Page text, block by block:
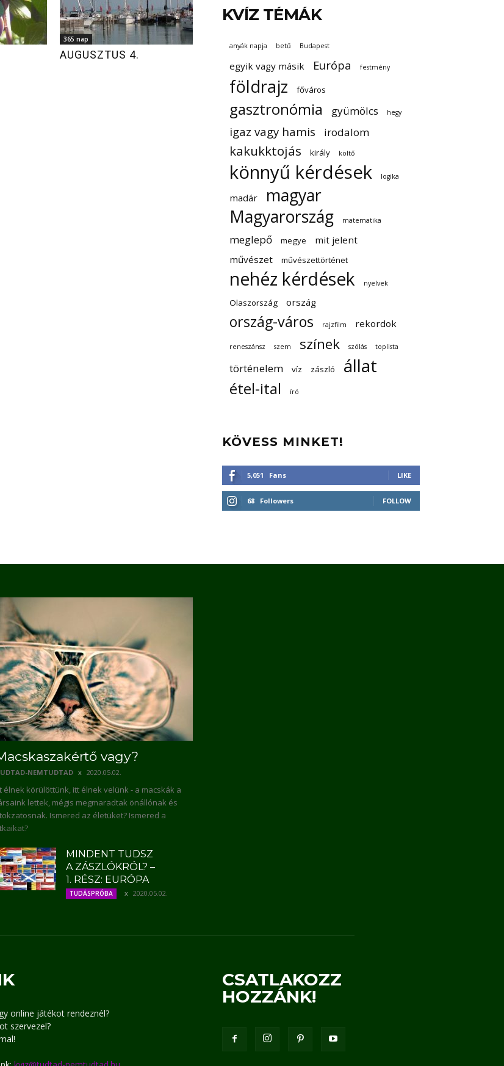
365 nap
AUGUSZTUS 4.
KVÍZ TÉMÁK
anyák napja betű Budapest
egyik vagy másik Európa festmény
földrajz főváros
gasztronómia gyümölcs hegy
igaz vagy hamis irodalom
kakukktojás király költő
könnyű kérdések logika
madár
magyar
Magyarország
matematika
meglepő megye
mit jelent
művészet
művészettörténet
nehéz kérdések nyelvek
Olaszország ország
ország-város rajzfilm rekordok
reneszánsz szem színek szólás toplista
történelem víz zászló állat
étel-ital író
KÖVESS MINKET!
5,051 Fans LIKE
68 Followers FOLLOW
vagy?
NEMTUDTAD 2020.05.02.
élnek körülöttünk, itt élnek velünk - a macskák a
lettek, mégis megmaradtak önállónak és
Ismered az életüket? Ismered a
MINDENT TUDSZ
A ZÁSZLÓKRÓL? –
1. RÉSZ: EURÓPA
TUDÁSPRÓBA 2020.05.02.
online játékot rendeznél?
szervezel?
CSATLAKOZZ
HOZZÁNK!